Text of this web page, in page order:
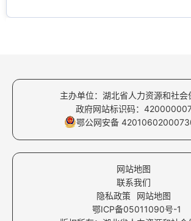
主办单位：湖北省人力资源和社会
政府网站标识码：
鄂公网安备
网站地图
联系我们
隐私政策
网站地图
鄂ICP备05011090号-1